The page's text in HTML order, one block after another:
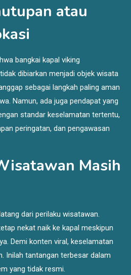
atau
bangkai kapal viking
dibiarkan menjadi objek wisata
sebagai langkah paling aman
Namun, ada juga pendapat yang
standar keselamatan tertentu,
peringatan, dan pengawasan
Masih
dari perilaku wisatawan.
nekat naik ke kapal meskipun
Demi konten viral, keselamatan
Inilah tantangan terbesar dalam
yang tidak resmi.